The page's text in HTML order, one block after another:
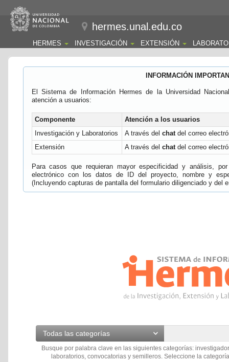
hermes.unal.edu.co
HERMES INVESTIGACIÓN EXTENSIÓN
INFORMACIÓN
El Sistema de Información Hermes de la Universidad
atención a usuarios:
Componente
Atención a los usuarios
Investigación y Laboratorios
A través del chatdel correo
Extensión
A través del chatdel correo
Para casos que requieran mayor especificidad y análisis,
electrónico con los datos de ID del proyecto, nombre y
(Incluyendo capturas de pantalla del formulario diligenciado y del
Todas las categorías
Busque por palabra clave en las siguientes categorías:
laboratorios, convocatorias y semilleros. Seleccione la